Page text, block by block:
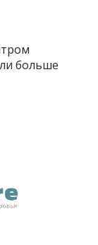
больше